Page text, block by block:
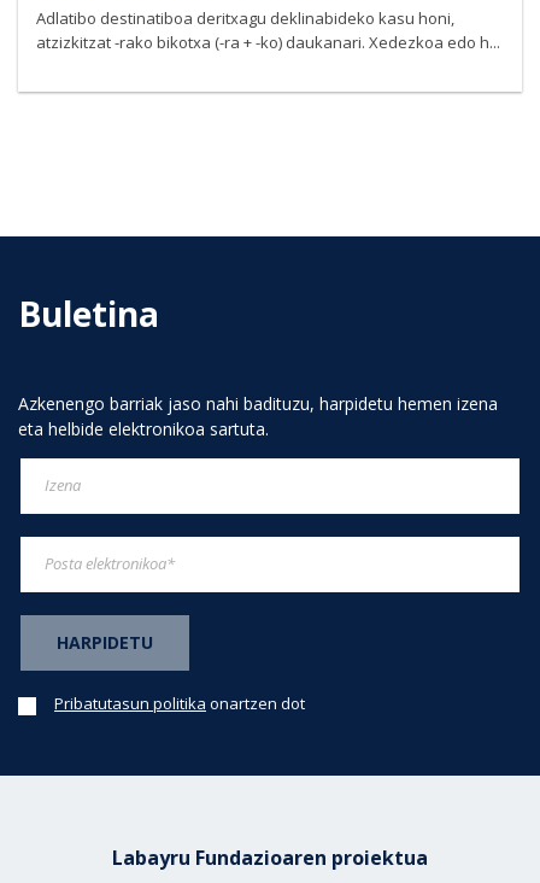
Adlatibo destinatiboa deritxagu deklinabideko kasu honi,
atzizkitzat -rako bikotxa (-ra + -ko) daukanari. Xedezkoa edo h...
Buletina
Azkenengo barriak jaso nahi badituzu, harpidetu hemen izena
eta helbide elektronikoa sartuta.
Pribatutasun politika onartzen dot
Labayru Fundazioaren proiektua